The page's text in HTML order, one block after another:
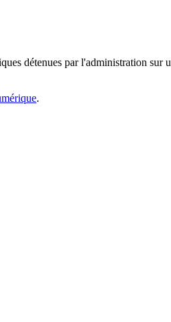
détenues par l'administration sur
.